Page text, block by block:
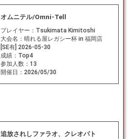
オムニテル/Omni-Tell
プレイヤー： Tsukimata Kimitoshi
大会名： 晴れる屋レガシー杯 in 福岡店
[SE有] 2026-05-30
成績： Top4
参加人数： 13
開催日： 2026/05/30
追放されしファラオ、クレオパト